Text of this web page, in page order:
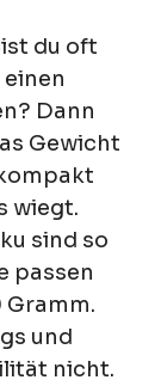
du oft
Dann
Gewicht
wiegt.
sind so
passen
Gramm.
und
nicht.